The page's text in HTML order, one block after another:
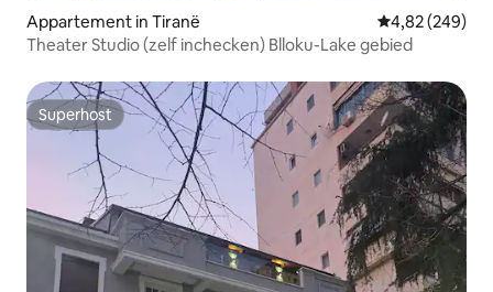
Appartement in Tiranë Gemiddelde
4,82 (249)
Theater Studio (zelf inchecken) Blloku-Lake gebied
Superhost
Superhost